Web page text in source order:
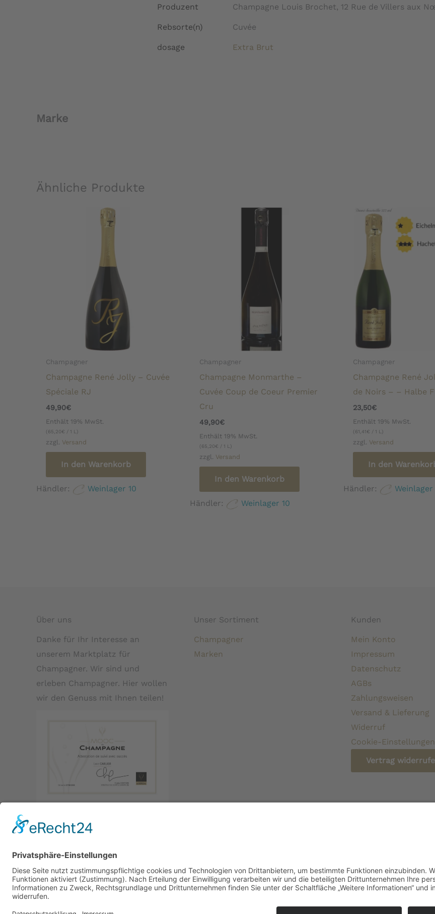
Produzent Champagne Louis Brochet, 12 Rue de Villers aux
Rebsorte(n) Cuvée
dosage Extra Brut
Marke
Ähnliche Produkte
Champagner
Champagne René Jolly – Cuvée
Spéciale RJ
49,90€
Enthält 19% MwSt.
(65,20€ / 1 L)
zzgl. Versand
In den Warenkorb
Händler: Weinlager 10
Champagner
Champagne Monmarthe –
Cuvée Coup de Coeur Premier
Cru
49,90€
Enthält 19% MwSt.
(65,20€ / 1 L)
zzgl. Versand
In den Warenkorb
Händler: Weinlager 10
Champagner
Champagne René
de Noirs – – Halbe
23,50€
Enthält 19% MwSt.
(61,41€ / 1 L)
zzgl. Versand
In den
Händler: Weinlager
Über uns
Danke für Ihr Interesse an
unserem Marktplatz für
Champagner. Wir sind und
erleben Champagner. Hier wollen
wir den Genuss mit Ihnen teilen!
Unser Sortiment
Champagner
Marken
Kunden
Mein Konto
Impressum
Datenschutz
AGBs
Zahlungsweisen
Versand & Lieferung
Widerruf
Cookie-Einstellungen
Vertrag
Copyright © 2026 ChampagnerKollektion | ChampagnerKollektion ist ein Shop von Weinist GmbH